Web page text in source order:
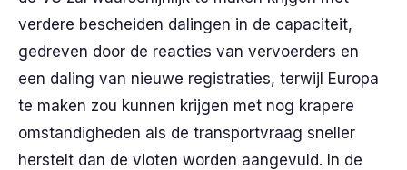
verdere bescheiden dalingen in de capaciteit,
gedreven door de reacties van vervoerders en
een daling van nieuwe registraties, terwijl Europa
te maken zou kunnen krijgen met nog krapere
omstandigheden als de transportvraag sneller
herstelt dan de vloten worden aangevuld. In de